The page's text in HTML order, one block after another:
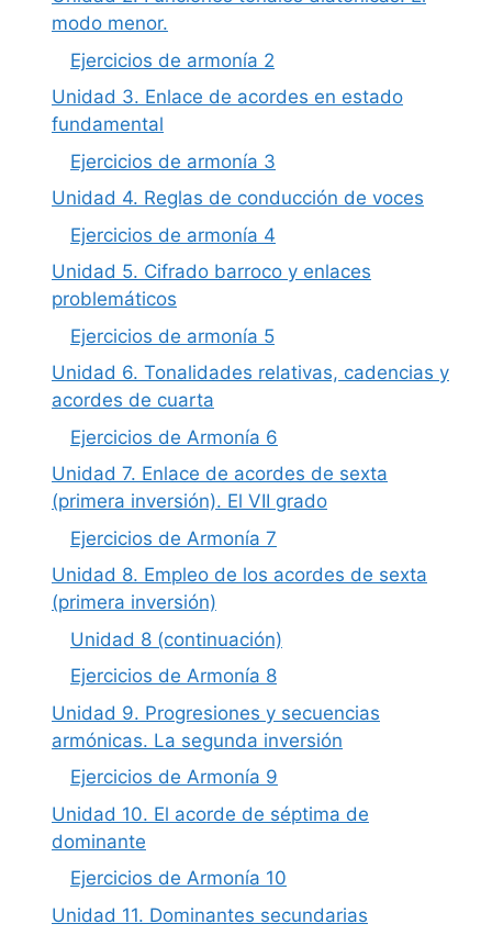
modo menor.
Ejercicios de armonía 2
Unidad 3. Enlace de acordes en estado
fundamental
Ejercicios de armonía 3
Unidad 4. Reglas de conducción de voces
Ejercicios de armonía 4
Unidad 5. Cifrado barroco y enlaces
problemáticos
Ejercicios de armonía 5
Unidad 6. Tonalidades relativas, cadencias y
acordes de cuarta
Ejercicios de Armonía 6
Unidad 7. Enlace de acordes de sexta
(primera inversión). El VII grado
Ejercicios de Armonía 7
Unidad 8. Empleo de los acordes de sexta
(primera inversión)
Unidad 8 (continuación)
Ejercicios de Armonía 8
Unidad 9. Progresiones y secuencias
armónicas. La segunda inversión
Ejercicios de Armonía 9
Unidad 10. El acorde de séptima de
dominante
Ejercicios de Armonía 10
Unidad 11. Dominantes secundarias